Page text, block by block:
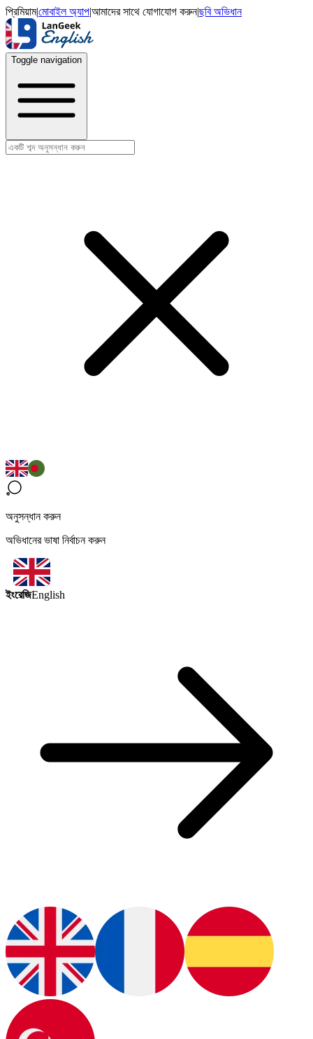
প্রিমিয়াম|মোবাইল অ্যাপ|আমাদের সাথে যোগাযোগ করুন|ছবি অভিধান
Toggle navigation
অনুসন্ধান করুন
অভিধানের ভাষা নির্বাচন করুন
ইংরেজিEnglish